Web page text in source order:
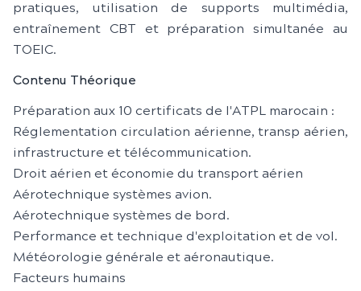
pratiques, utilisation de supports multimédia,
entraînement CBT et préparation simultanée au
TOEIC.
Contenu Théorique
Préparation aux 10 certificats de l'ATPL marocain :
Réglementation circulation aérienne, transp aérien,
infrastructure et télécommunication.
Droit aérien et économie du transport aérien
Aérotechnique systèmes avion.
Aérotechnique systèmes de bord.
Performance et technique d'exploitation et de vol.
Météorologie générale et aéronautique.
Facteurs humains